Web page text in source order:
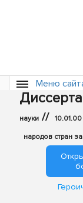
Меню
науки //
народов стран